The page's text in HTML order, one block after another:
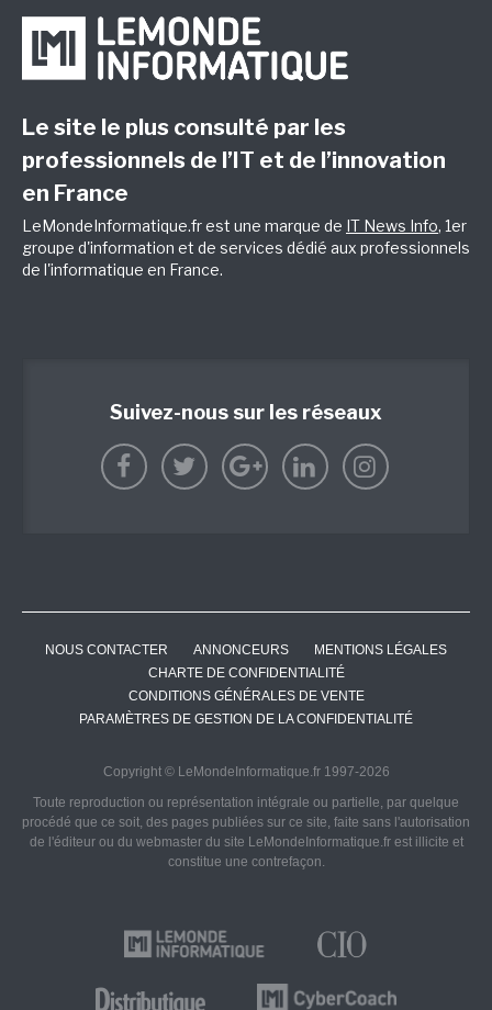
Le site le plus consulté par les
professionnels de l’IT et de l’innovation
en France
LeMondeInformatique.fr est une marque de IT News Info, 1er
groupe d'information et de services dédié aux professionnels
de l'informatique en France.
Suivez-nous sur les réseaux
NOUS CONTACTER ANNONCEURS
MENTIONS LÉGALES
CHARTE DE CONFIDENTIALITÉ
CONDITIONS GÉNÉRALES DE VENTE
PARAMÈTRES DE GESTION DE LA CONFIDENTIALITÉ
Copyright © LeMondeInformatique.fr 1997-2026
Toute reproduction ou représentation intégrale ou partielle, par quelque
procédé que ce soit, des pages publiées sur ce site, faite sans l'autorisation
de l'éditeur ou du webmaster du site LeMondeInformatique.fr est illicite et
constitue une contrefaçon.